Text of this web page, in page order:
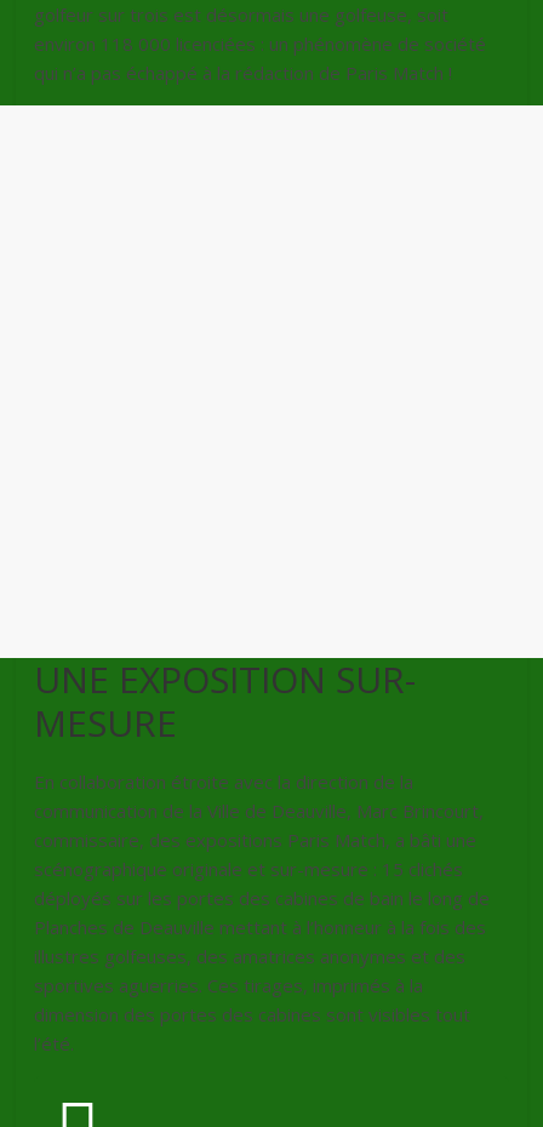
golfeur sur trois est désormais une golfeuse, soit
environ 118 000 licenciées : un phénomène de société
qui n’a pas échappé à la rédaction de Paris Match !
UNE EXPOSITION SUR-
MESURE
En collaboration étroite avec la direction de la
communication de la Ville de Deauville, Marc Brincourt,
commissaire, des expositions Paris Match, a bâti une
scénographique originale et sur-mesure : 15 clichés
déployés sur les portes des cabines de bain le long de
Planches de Deauville mettant à l’honneur à la fois des
illustres golfeuses, des amatrices anonymes et des
sportives aguerries. Ces tirages, imprimés à la
dimension des portes des cabines sont visibles tout
l’été.